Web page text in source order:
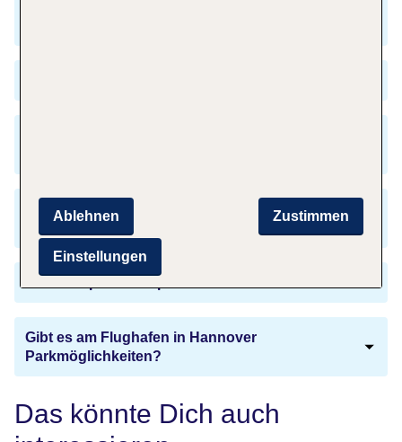
Benötige ich für meinen Flug nach Funchal
Gibt es am Flughafen in Hannover
Parkmöglichkeiten?
Das könnte Dich auch
Zustimmen
Ablehnen
Einstellungen